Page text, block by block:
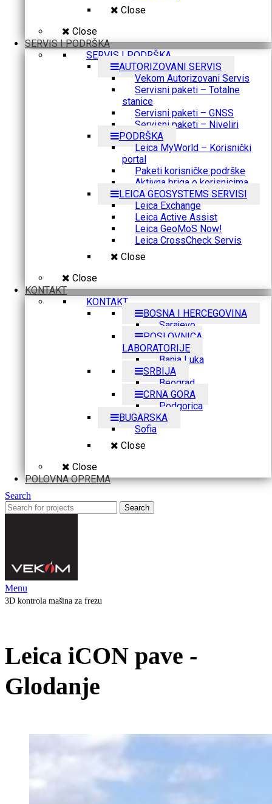
Close
Close
SERVIS I PODRŠKA
SERVIS I PODRŠKA
AUTORIZOVANI SERVIS
Vekom Autorizovani Servis
Servisni paketi – Totalne
stanice
Servisni paketi – GNSS
Servisni paketi – Niveliri
PODRŠKA
Leica MyWorld – Korisnički
portal
Paketi korisničke podrške
Aktivna briga o korisnicima
LEICA GEOSYSTEMS SERVISI
Leica Exchange
Leica Active Assist
Leica GeoMoS Now!
Leica CrossCheck Servis
Close
Close
KONTAKT
KONTAKT
BOSNA I HERCEGOVINA
Sarajevo
POSLOVNICA
LABORATORIJE
Banja Luka
SRBIJA
Beograd
CRNA GORA
Podgorica
BUGARSKA
Sofia
Close
Close
POLOVNA OPREMA
Search
Search
Menu
3D kontrola mašina za frezu
Leica iCON pave -
Glodanje